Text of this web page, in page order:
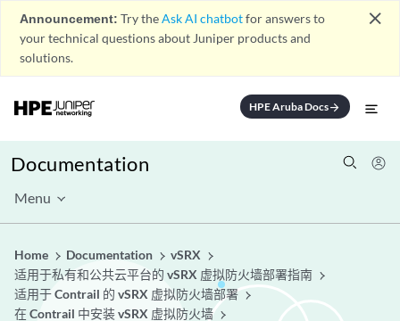
Announcement: Try theAsk AI chatbotfor answers to
your technical questions about Juniper products and
solutions.
close
HPE Aruba Docsarrow_forward
Documentation
Menu
Home Documentation
vSRX
适用于私有和公共云平台的 vSRX 虚拟防火墙部署指南
适用于 Contrail 的 vSRX 虚拟防火墙部署
在 Contrail 中安装 vSRX 虚拟防火墙